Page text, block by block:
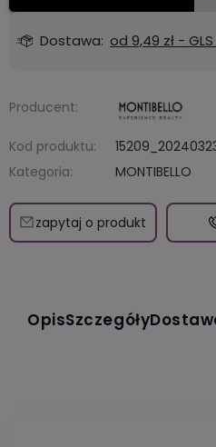
Dostawa: od 9,49 zł - GLS -
Producent:
Kod produktu:
Kategoria:
MONTIBELLO
zapytaj o produkt
OpisSzczegóły